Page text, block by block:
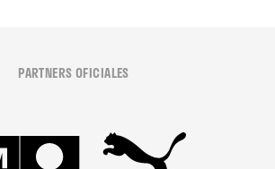
PARTNERS OFICIALES